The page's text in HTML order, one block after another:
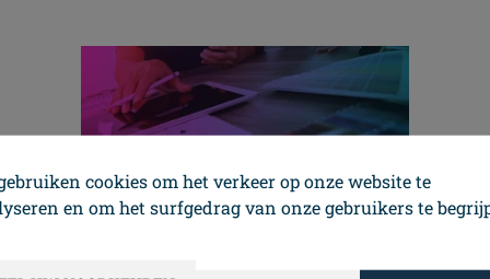
Grafische studio
cookies om het verkeer op onze website te
en om het surfgedrag van onze gebruikers te